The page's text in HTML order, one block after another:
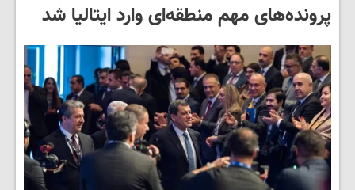
پرونده‌های مهم منطقه‌ای وارد ایتالیا شد